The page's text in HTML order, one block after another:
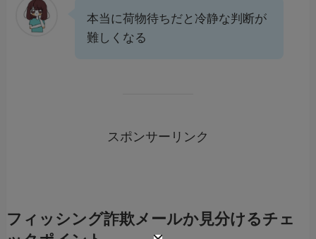
本当に荷物待ちだと冷静な判断が
難しくなる
スポンサーリンク
フィッシング詐欺メールか見分けるチェ